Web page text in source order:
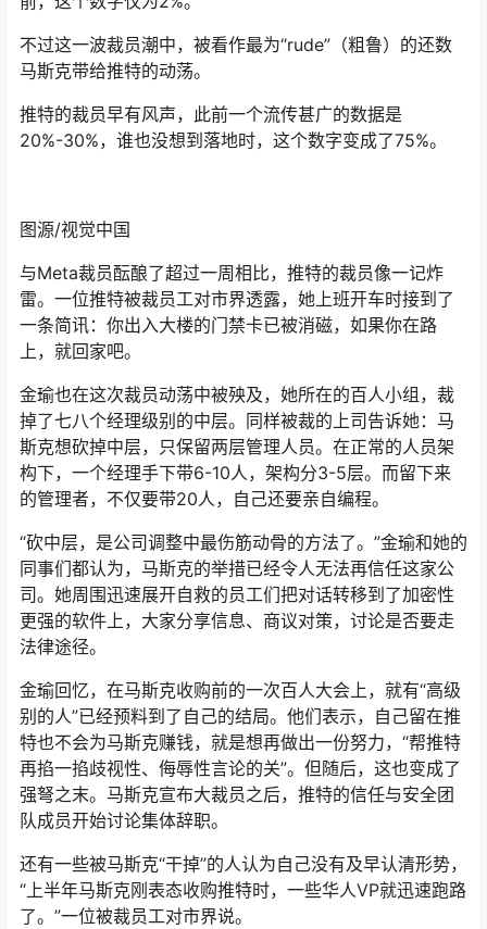
不过这一波裁员潮中，被看作最为“rude”（粗鲁）的还数
马斯克带给推特的动荡。
推特的裁员早有风声，此前一个流传甚广的数据是
20%-30%，谁也没想到落地时，这个数字变成了75%。
图源/视觉中国
与Meta裁员酝酿了超过一周相比，推特的裁员像一记炸
雷。一位推特被裁员工对市界透露，她上班开车时接到了
一条简讯：你出入大楼的门禁卡已被消磁，如果你在路
上，就回家吧。
金瑜也在这次裁员动荡中被殃及，她所在的百人小组，裁
掉了七八个经理级别的中层。同样被裁的上司告诉她：马
斯克想砍掉中层，只保留两层管理人员。在正常的人员架
构下，一个经理手下带6-10人，架构分3-5层。而留下来
的管理者，不仅要带20人，自己还要亲自编程。
“砍中层，是公司调整中最伤筋动骨的方法了。”金瑜和她的
同事们都认为，马斯克的举措已经令人无法再信任这家公
司。她周围迅速展开自救的员工们把对话转移到了加密性
更强的软件上，大家分享信息、商议对策，讨论是否要走
法律途径。
金瑜回忆，在马斯克收购前的一次百人大会上，就有“高级
别的人”已经预料到了自己的结局。他们表示，自己留在推
特也不会为马斯克赚钱，就是想再做出一份努力，“帮推特
再掐一掐歧视性、侮辱性言论的关”。但随后，这也变成了
强弩之末。马斯克宣布大裁员之后，推特的信任与安全团
队成员开始讨论集体辞职。
还有一些被马斯克“干掉”的人认为自己没有及早认清形势，
“上半年马斯克刚表态收购推特时，一些华人VP就迅速跑路
了。”一位被裁员工对市界说。